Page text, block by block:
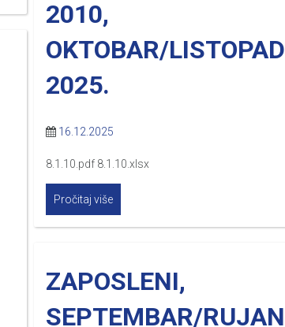
2010,
OKTOBAR/LISTOPAD
2025.
16.12.2025
8.1.10.pdf 8.1.10.xlsx
Pročitaj više
ZAPOSLENI,
SEPTEMBAR/RUJAN